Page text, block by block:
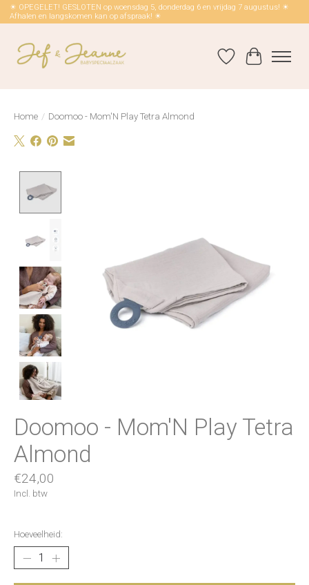
☀ OPEGELET! GESLOTEN op woensdag 5, donderdag 6 en vrijdag 7 augustus! ☀
Afhalen en langskomen kan op afspraak! ☀
Verlanglijst
Home / Doomoo - Mom'N Play Tetra Almond
Doomoo - Mom'N Play Tetra
Almond
€24,00
Incl. btw
Hoeveelheid: